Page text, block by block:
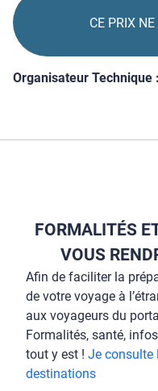
CE PRIX
Organisateur Technique :
FORMALITÉS
VOUS
Afin de faciliter la
de votre voyage à
aux voyageurs du
Formalités, santé,
tout y est ! Je consulte
destinations